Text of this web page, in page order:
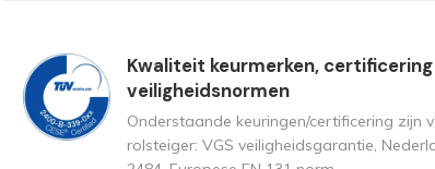
Kwaliteit keurmerken,
veiligheidsnormen
Onderstaande keuringen/certificering zijn
rolsteiger: VGS veiligheidsgarantie,